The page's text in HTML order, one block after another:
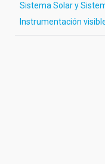
Sistema Solar y
Instrumentación